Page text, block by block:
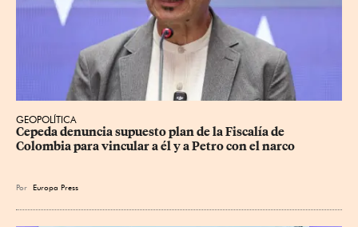
GEOPOLÍTICA
Cepeda denuncia supuesto plan de la Fiscalía de
Colombia para vincular a él y a Petro con el narco
Por Europa Press